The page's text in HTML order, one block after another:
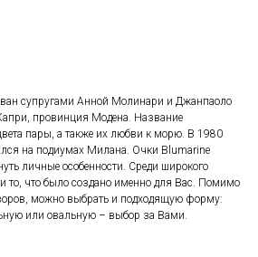
супругами Анной Молинари и Джанпаоло
провинция Модена. Название
пары, а также их любви к морю. В 1980
на подиумах Милана. Очки Blumarine
личные особенности. Среди широкого
то, что было создано именно для Вас. Помимо
можно выбрать и подходящую форму:
или овальную – выбор за Вами.